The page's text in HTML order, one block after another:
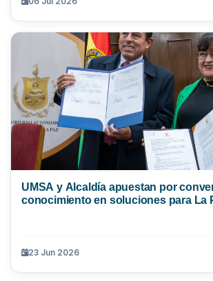
UMSA y Alcaldía apuestan por
conocimiento en soluciones para La
23 Jun 2026